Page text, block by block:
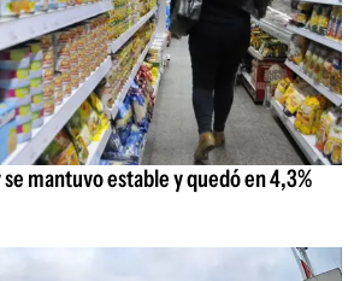
mantuvo estable y quedó en 4,3%